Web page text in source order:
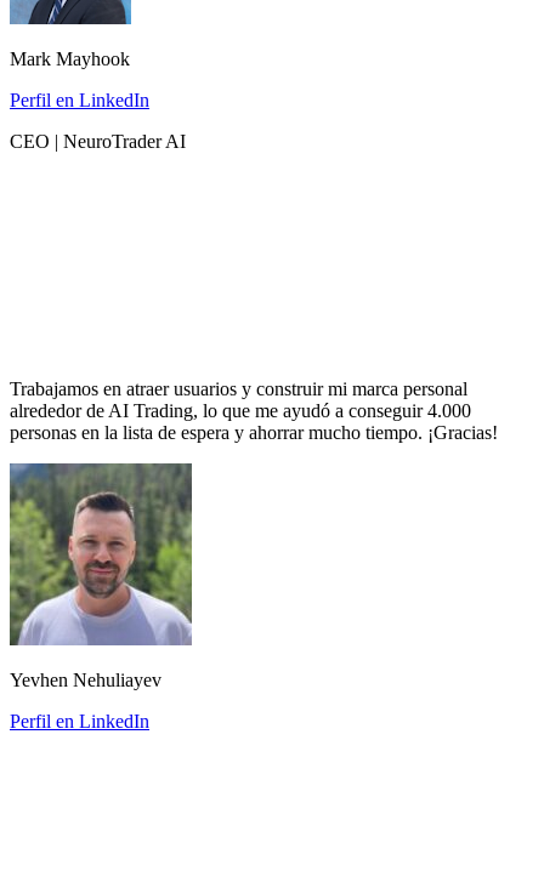
Mark Mayhook
Perfil en LinkedIn
CEO | NeuroTrader AI
Trabajamos en atraer usuarios y construir mi marca personal
alrededor de AI Trading, lo que me ayudó a conseguir 4.000
personas en la lista de espera y ahorrar mucho tiempo. ¡Gracias!
Yevhen Nehuliayev
Perfil en LinkedIn